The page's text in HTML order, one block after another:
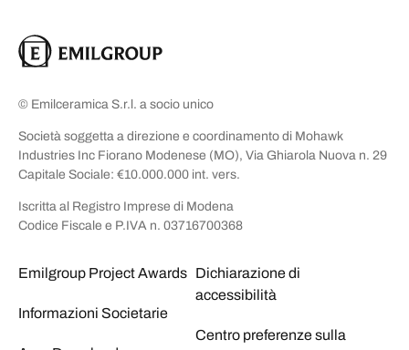
© Emilceramica S.r.l. a socio unico
Società soggetta a direzione e coordinamento di Mohawk
Industries Inc Fiorano Modenese (MO), Via Ghiarola Nuova n. 29
Capitale Sociale: €10.000.000 int. vers.
Iscritta al Registro Imprese di Modena
Codice Fiscale e P.IVA n. 03716700368
Emilgroup Project Awards
Informazioni Societarie
Dichiarazione di
accessibilità
Centro preferenze sulla